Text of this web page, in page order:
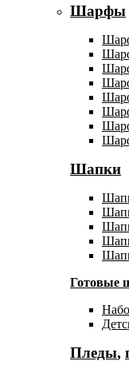
Шарфы
Шапки
Готовые
Пледы,